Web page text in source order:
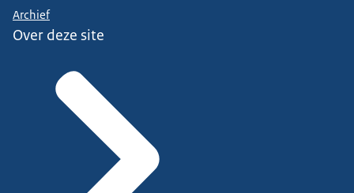
Archief
Over deze site